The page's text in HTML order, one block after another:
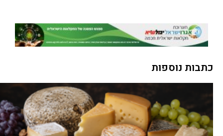
כתבות נוספות